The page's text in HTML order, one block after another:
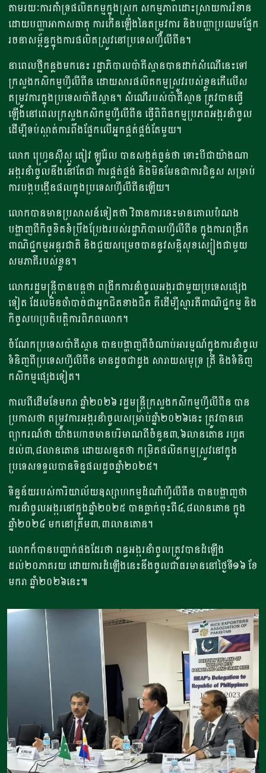
តាមរយៈការគាំទ្រផលិតកម្មក្នុងស្រុក សកម្មភាពដោះស្រាយការរំខាន
ដោយបញ្ហាអាកាសធាតុ ការកើនឡើងនៃតម្រូវការ និងបញ្ហាប្រឈមផ្នែក
រចនាសម្ព័ន្ធក្នុងការផលិតស្រូវនៅប្រទេសហ្វីលីពីន។
នាពេលថ្មីកន្លងមកនេះ រដ្ឋាភិបាលប៉ាគីស្ថានបានដាក់សំណើនេះទៅ
ក្រសួងកសិកម្មហ្វីលីពីន ដោយសារផលិតកម្មស្រូវរបស់ខ្លួនកើលើស
តម្រូវការក្នុងប្រទេសប៉ាគីស្ថាន។ សំណើរបស់ប៉ាគីស្ថាន ត្រូវបានធ្វើ
ឡើងនៅពេលក្រសួងកសិកម្មហ្វីលីពីន ធ្វើពិពិធកម្មប្រភពអង្ករនាំចូល
ដើម្បីទប់ស្កាត់ការពឹងផ្អែកលើអ្នកផ្គត់ផ្គង់តែមួយ។
លោក ហ្វ្រេនស៊ីស្កូ ធៀវ ឡូរ៉ែល បានសង្កត់ធ្ងន់ថា ទោះបីជាយ៉ាងណា
អង្ករនាំចូលនឹងនៅតែជា ការផ្គត់ផ្គង់ និងមិនមែនជាការជំនួស សម្រាប់
ការបង្កបង្កើនផលក្នុងប្រទេសហ្វីលីពីនឡើយ។
លោកបានមានប្រសាសន៍ទៀតថា វិធានការនេះមានគោលបំណង
បង្ហាញពីកិច្ចខិតខំប្រឹងប្រែងរបស់រដ្ឋាភិបាលហ្វីលីពីន ក្នុងការពង្រីក
ពាណិជ្ជកម្មអន្តរជាតិ និងជួយសម្រេចបាននូវសន្តិសុខស្បៀងជាមួយ
សមភាគីរបស់ខ្លួន។
លោករដ្ឋមន្ត្រីបានបន្តថា ពង្រីកការនាំចូលអង្ករជាមួយប្រទេសផ្សេង
ទៀត ដែលមិនចាំបាច់ជាអ្នកជិតខាងជិត គឺដើម្បីស្មារតីពាណិជ្ជកម្ម និង
កិច្ចសហប្រតិបត្តិការពិភពលោក។
ចំណែកប្រទេសប៉ាគីស្ថាន បានបង្ហាញពីចំណាប់អារម្មណ៍ក្នុងការនាំចូល
ទំនិញពីប្រទេសហ្វីលីពីន មានដូចជាដូង សារាយសមុទ្រ ត្រី និងទំនិញ
កសិកម្មផ្សេងទៀត។
កាលពីដើមខែមករា ឆ្នាំ២០២៦ រដ្ឋមន្ត្រីក្រសួងកសិកម្មហ្វីលីពីន បាន
ប្រកាសថា តម្រូវការអង្ករនាំចូលសម្រាប់ឆ្នាំ២០២៦នេះ ត្រូវបានគេ
ព្យាករណ៍ថា យ៉ាងហោចមានបរិមាណពីចំនួន៣,៦លានតោន រហូត
ដល់៣,៨លានតោន ដោយសន្មតថា កម្រិតផលិតកម្មស្រូវនៅក្នុង
ប្រទេសទទួលបានទិន្នផលដូចឆ្នាំ២០២៥។
ទិន្នន័យរបស់ការិយាល័យឧស្សាហកម្មដំណាំហ្វីលីពីន បានបង្ហាញថា
ការនាំចូលអង្ករនៅក្នុងឆ្នាំ២០២៥ បានធ្លាក់ចុះពី៤,៨លានតោន ក្នុង
ឆ្នាំ២០២៤ មកនៅត្រឹម៣,៣លានតោន។
លោកក៏បានបញ្ជាក់ផងដែរថា ពន្ធអង្ករនាំចូលត្រូវបានដំឡើង
ដល់២០ភាគរយ ដោយការដំឡើងនេះនឹងចូលជាធរមាននៅថ្ងៃទី១៦ ខែ
មករា ឆ្នាំ២០២៦នេះ៕